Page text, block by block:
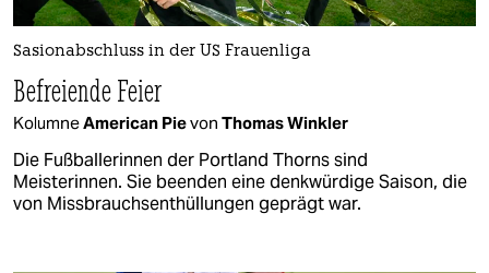
Sasionabschluss in der US Frauenliga
Befreiende Feier
KolumneAmerican Pievon Thomas Winkler
Die Fußballerinnen der Portland Thorns sind
Meisterinnen. Sie beenden eine denkwürdige Saison, die
von Missbrauchsenthüllungen geprägt war.